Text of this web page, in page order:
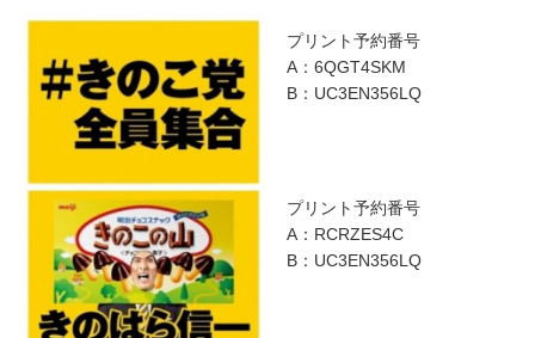
プリント予約番号
A：6QGT4SKM
B：UC3EN356LQ
プリント予約番号
A：RCRZES4C
B：UC3EN356LQ